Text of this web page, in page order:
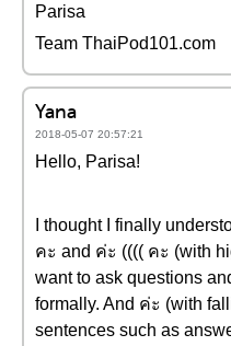
Parisa
Team ThaiPod101.com
Yana
2018-05-07 20:57:21
Hello, Parisa!
I thought I finally
คะ and ค่ะ (((( คะ (with
want to ask questions
formally. And ค่ะ (with
sentences such as